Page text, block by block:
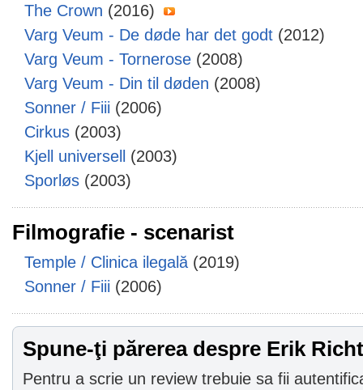
The Crown (2016)
Varg Veum - De døde har det godt (2012)
Varg Veum - Tornerose (2008)
Varg Veum - Din til døden (2008)
Sonner / Fiii (2006)
Cirkus (2003)
Kjell universell (2003)
Sporløs (2003)
Filmografie - scenarist
Temple / Clinica ilegală (2019)
Sonner / Fiii (2006)
Spune-ţi părerea despre Erik
Pentru a scrie un review trebuie sa fii